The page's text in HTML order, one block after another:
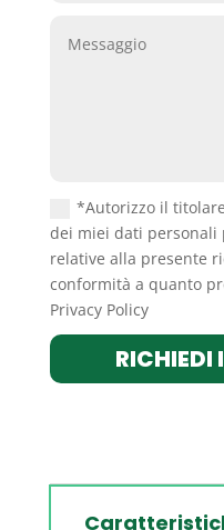
*Autorizzo il
dei miei dati personali
relative alla presente
conformità a quanto
Privacy Policy
RICHIEDI